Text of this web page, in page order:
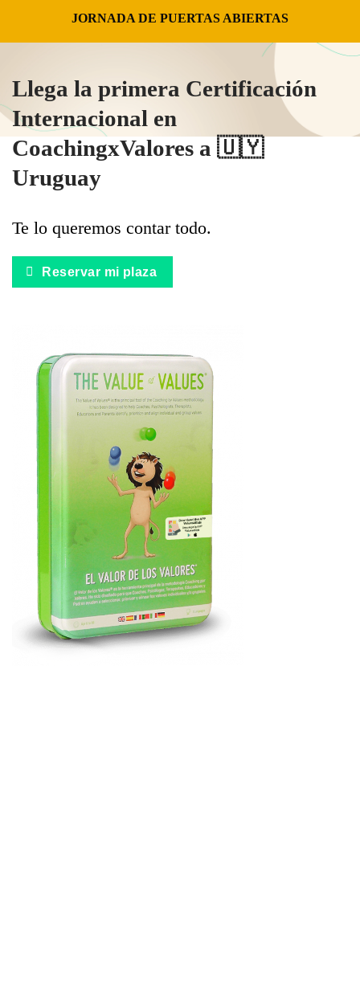
JORNADA DE PUERTAS ABIERTAS
Llega la primera Certificación
Internacional en
CoachingxValores a 🇺🇾
Uruguay
Te lo queremos contar todo.
Reservar mi plaza